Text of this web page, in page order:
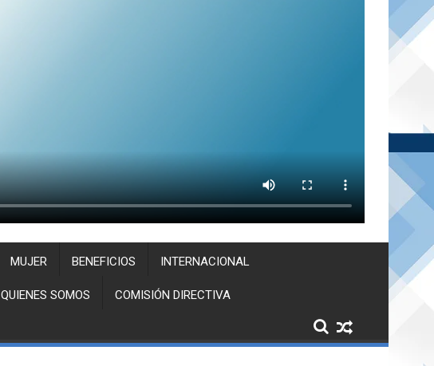
MUJER BENEFICIOS INTERNACIONAL
QUIENES SOMOS COMISIÓN DIRECTIVA